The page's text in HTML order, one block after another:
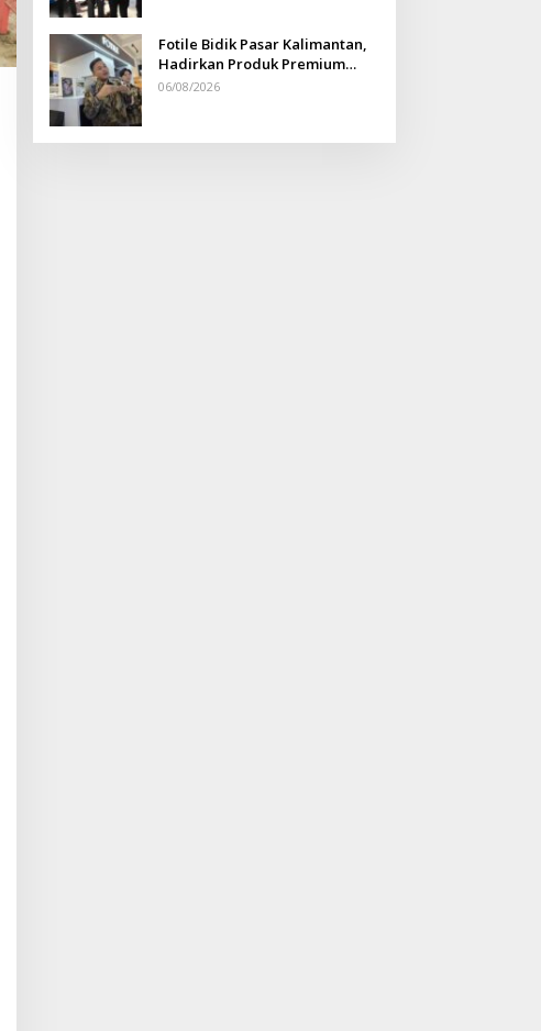
Fotile Bidik Pasar Kalimantan,
Hadirkan Produk Premium
Yang Makin Terjangkau
06/08/2026